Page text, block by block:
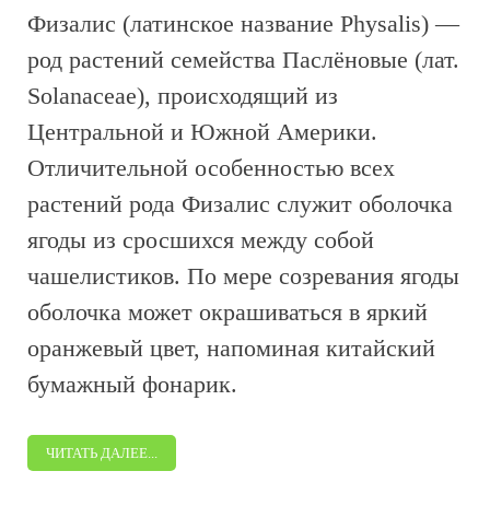
Физалис (латинское название Physalis) —
род растений семейства Паслёновые (лат.
Solanaceae), происходящий из
Центральной и Южной Америки.
Отличительной особенностью всех
растений рода Физалис служит оболочка
ягоды из сросшихся между собой
чашелистиков. По мере созревания ягоды
оболочка может окрашиваться в яркий
оранжевый цвет, напоминая китайский
бумажный фонарик.
ЧИТАТЬ ДАЛЕЕ...